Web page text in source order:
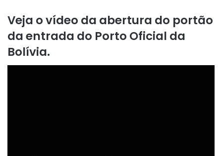
Veja o vídeo da abertura do portão
da entrada do Porto Oficial da
Bolívia.